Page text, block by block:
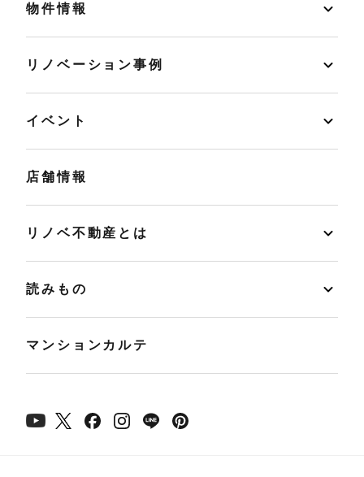
物件情報
リノベーション事例
イベント
店舗情報
リノベ不動産とは
読みもの
マンションカルテ